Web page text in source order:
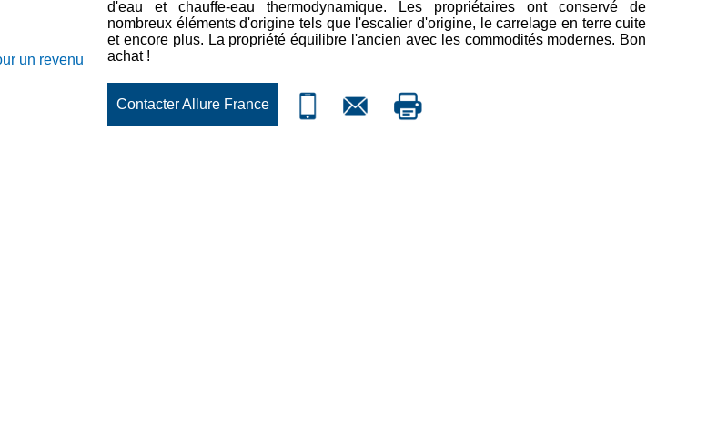
un revenu
d'eau et chauffe-eau thermodynamique. Les propriétaires ont conservé de
nombreux éléments d'origine tels que l'escalier d'origine, le carrelage en terre cuite
et encore plus. La propriété équilibre l'ancien avec les commodités modernes. Bon
achat !
Contacter Allure France